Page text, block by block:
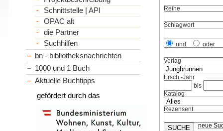
Reihe
Schlagwort
und oder
Verlag
Ersch.-Jahr
bis
Katalog
Rezensent
neue
Schnittstelle | API
OPAC alt
die Partner
Suchhilfen
bn - bibliotheksnachrichten
1000 und 1 Buch
Aktuelle Buchtipps
gefördert durch das